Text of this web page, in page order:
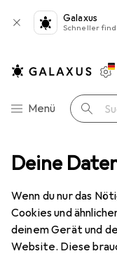
Deine
Wenn du nur das
Cookies und
deinem Gerät und
Website. Diese
Galaxus
Schneller
Navigation nach
Menü Suche